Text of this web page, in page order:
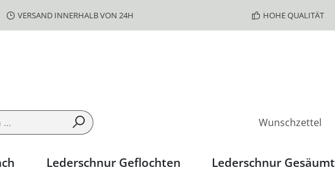
VERSAND INNERHALB VON 24H HOHE QUALITÄT
Wunschzettel
Lederschnur Geflochten Lederschnur Gesäumt